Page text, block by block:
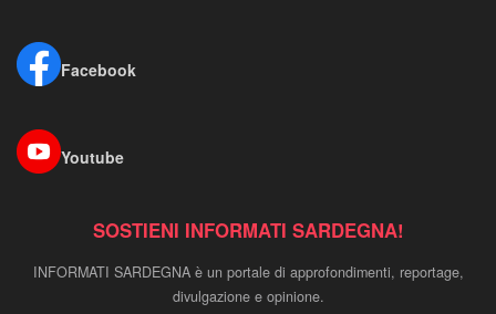
Facebook
Youtube
SOSTIENI INFORMATI SARDEGNA!
INFORMATI SARDEGNA è un portale di approfondimenti, reportage,
divulgazione e opinione.